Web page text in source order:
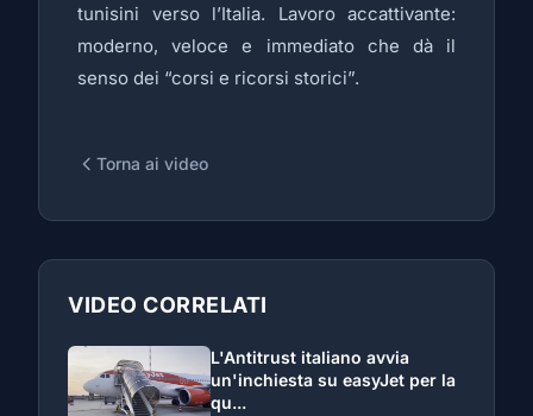
tunisini verso l’Italia. Lavoro accattivante:
moderno, veloce e immediato che dà il
senso dei “corsi e ricorsi storici”.
Torna ai video
VIDEO CORRELATI
L'Antitrust italiano avvia
un'inchiesta su easyJet per la
qu...